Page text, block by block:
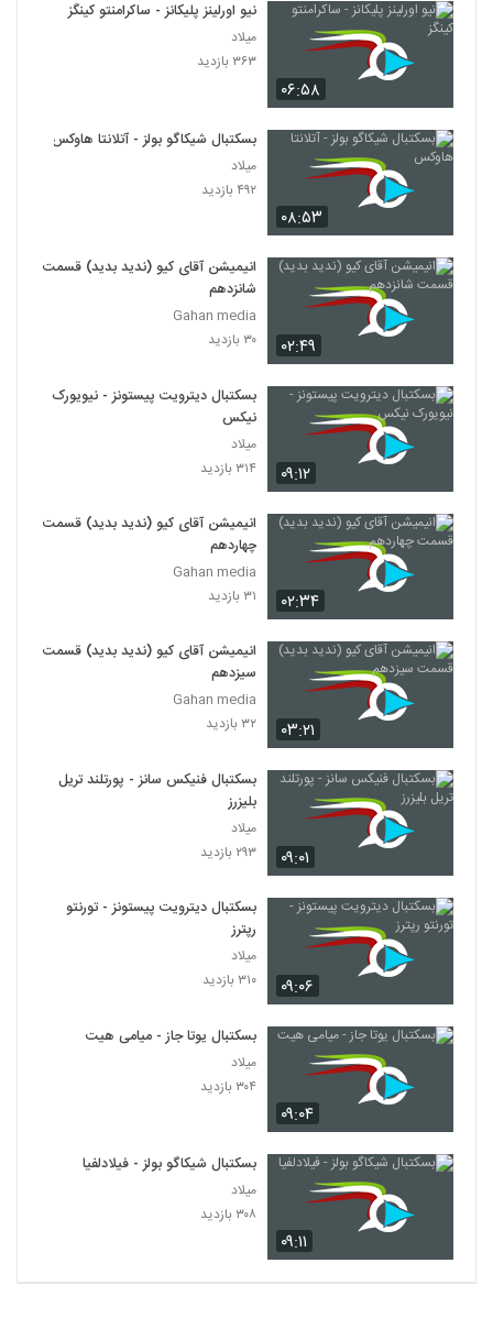
۰۶:۵۸
نیو اورلینز پلیکانز - ساکرامنتو کینگز
میلاد
۳۶۳ بازدید
۰۸:۵۳
بسکتبال شیکاگو بولز - آتلانتا هاوکس
میلاد
۴۹۲ بازدید
۰۲:۴۹
انیمیشن آقای کیو (ندید بدید) قسمت
شانزدهم
Gahan media
۳۰ بازدید
۰۹:۱۲
بسکتبال دیترویت پیستونز - نیویورک
نیکس
میلاد
۳۱۴ بازدید
۰۲:۳۴
انیمیشن آقای کیو (ندید بدید) قسمت
چهاردهم
Gahan media
۳۱ بازدید
۰۳:۲۱
انیمیشن آقای کیو (ندید بدید) قسمت
سیزدهم
Gahan media
۳۲ بازدید
۰۹:۰۱
بسکتبال فنیکس سانز - پورتلند تریل
بلیزرز
میلاد
۲۹۳ بازدید
۰۹:۰۶
بسکتبال دیترویت پیستونز - تورنتو
رپترز
میلاد
۳۱۰ بازدید
۰۹:۰۴
بسکتبال یوتا جاز - میامی هیت
میلاد
۳۰۴ بازدید
۰۹:۱۱
بسکتبال شیکاگو بولز - فیلادلفیا
میلاد
۳۰۸ بازدید